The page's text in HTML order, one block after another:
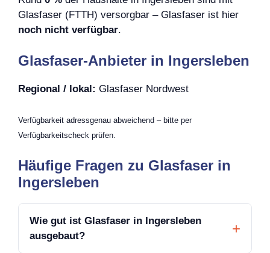
Glasfaser (FTTH) versorgbar – Glasfaser ist hier
noch nicht verfügbar.
Glasfaser-Anbieter in Ingersleben
Regional / lokal: Glasfaser Nordwest
Verfügbarkeit adressgenau abweichend – bitte per
Verfügbarkeitscheck prüfen.
Häufige Fragen zu Glasfaser in
Ingersleben
Wie gut ist Glasfaser in Ingersleben
ausgebaut?